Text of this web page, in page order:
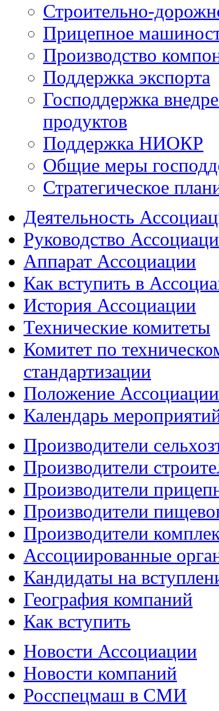
Строительно-
Прицепное
Производство
Поддержка экспорта
Господдержка
продуктов
Поддержка НИОКР
Общие меры
Стратегическое
Деятельность
Руководство
Аппарат Ассоциации
Как вступить в
История Ассоциации
Технические комитеты
Комитет по
стандартизации
Положение
Календарь
Производители
Производители
Производители
Производители
Производители
Ассоциированные
Кандидаты на
География компаний
Как вступить
Новости Ассоциации
Новости компаний
Росспецмаш в СМИ